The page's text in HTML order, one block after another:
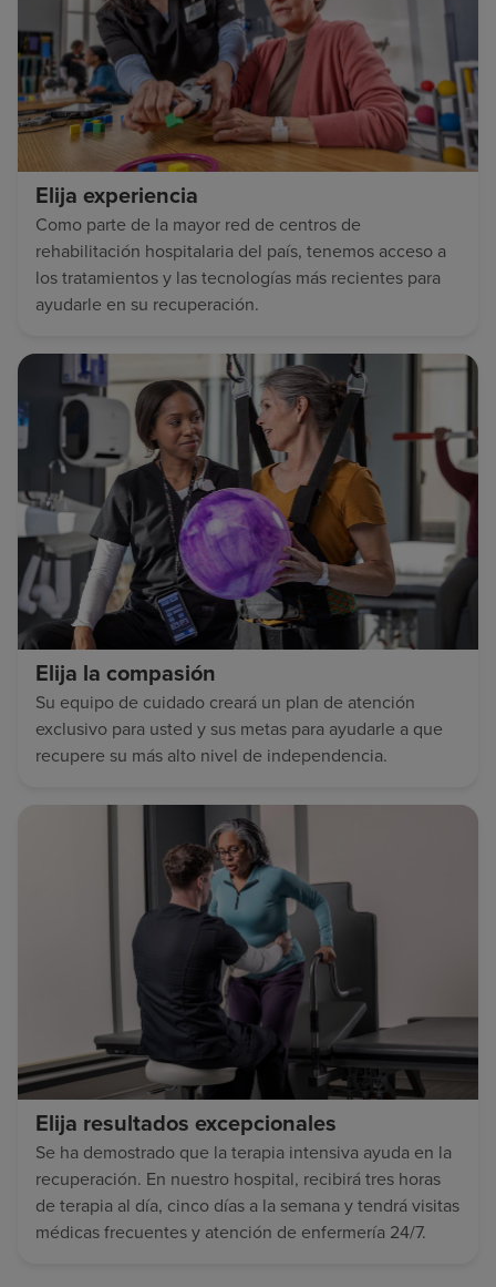
Elija experiencia
Como parte de la mayor red de centros de
rehabilitación hospitalaria del país, tenemos acceso a
los tratamientos y las tecnologías más recientes para
ayudarle en su recuperación.
Elija la compasión
Su equipo de cuidado creará un plan de atención
exclusivo para usted y sus metas para ayudarle a que
recupere su más alto nivel de independencia.
Elija resultados excepcionales
Se ha demostrado que la terapia intensiva ayuda en la
recuperación. En nuestro hospital, recibirá tres horas
de terapia al día, cinco días a la semana y tendrá visitas
médicas frecuentes y atención de enfermería 24/7.